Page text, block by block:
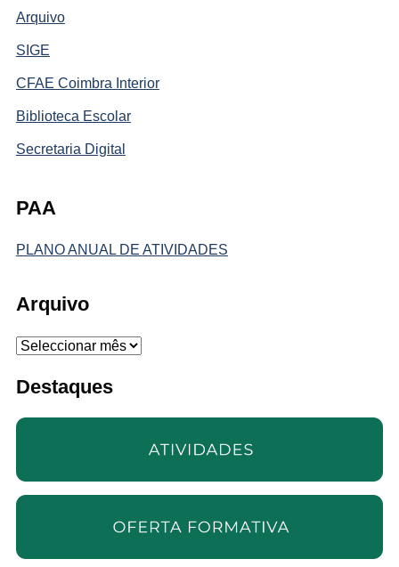
Arquivo
SIGE
CFAE Coimbra Interior
Biblioteca Escolar
Secretaria Digital
PAA
PLANO ANUAL DE ATIVIDADES
Arquivo
Arquivo
Destaques